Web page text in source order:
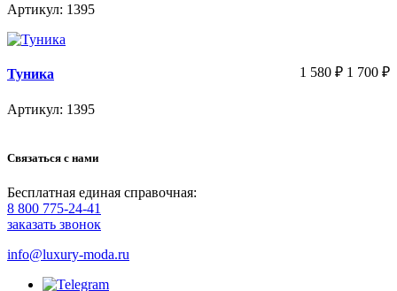
Артикул: 1395
Туника
Артикул: 1395
1 580 ₽ 1 700 ₽
Связаться с нами
Бесплатная единая справочная:
8 800 775-24-41
заказать звонок
info@luxury-moda.ru